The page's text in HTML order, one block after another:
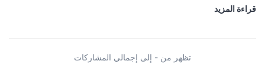
قراءة المزيد
تظهر من - إلى إجمالي المشاركات